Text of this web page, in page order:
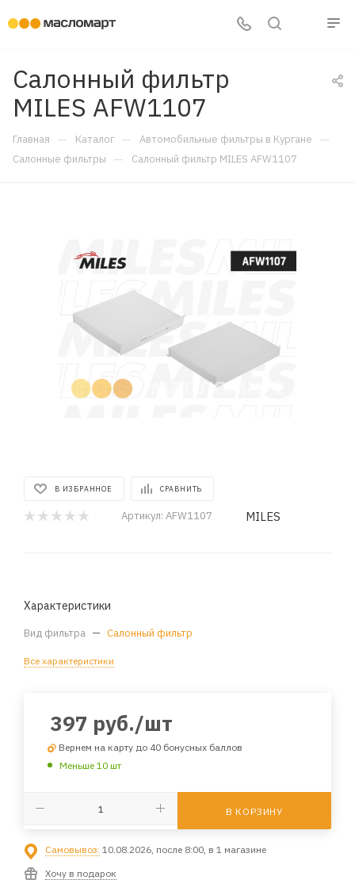
Салонный фильтр
MILES AFW1107
Главная — Каталог — Автомобильные фильтры в Кургане —
Салонные фильтры — Салонный фильтр MILES AFW1107
В ИЗБРАННОЕ СРАВНИТЬ
Артикул: AFW1107 MILES
Характеристики
Вид фильтра — Салонный фильтр
Все характеристики
397 руб./шт
Вернем на карту до 40 бонусных баллов
Меньше 10 шт
В КОРЗИНУ
Самовывоз: 10.08.2026, после 8:00, в 1 магазине
Хочу в подарок